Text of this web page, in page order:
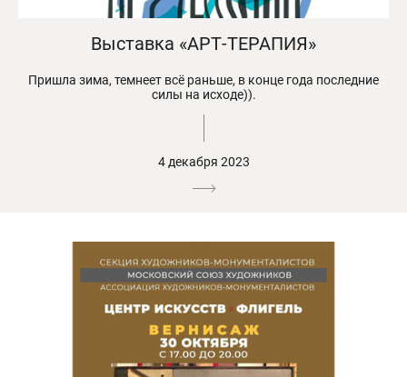
Выставка «АРТ-ТЕРАПИЯ»
Пришла зима, темнеет всё раньше, в конце года последние
силы на исходе)).
4 декабря 2023